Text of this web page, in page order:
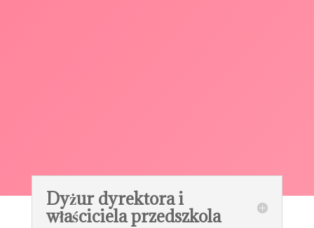
Dyżur dyrektora i
właściciela przedszkola